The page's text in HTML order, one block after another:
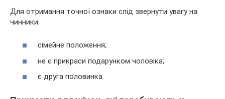
Для отримання точної ознаки слід звернути увагу на
чинники:
сімейне положення;
не є прикраси подарунком чоловіка;
є друга половинка.